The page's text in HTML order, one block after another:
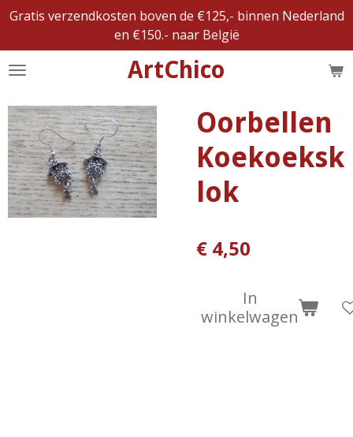
Ga
naar
de
ArtChico
Gratis verzendkosten boven de €125,- binnen Nederland
en €150.- naar België
Oorbellen
Koekoeksk
lok
€ 4,50
In
winkelwagen